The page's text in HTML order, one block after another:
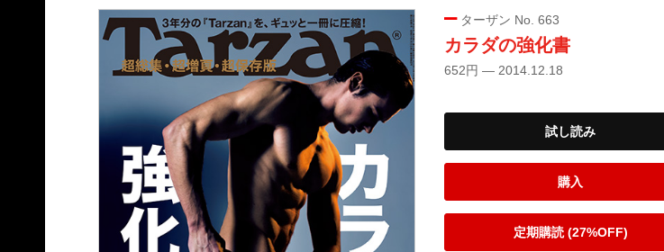
ターザン No. 663
カラダの強化書
652円 — 2014.12.18
試し読み
購入
定期購読 (27%OFF)